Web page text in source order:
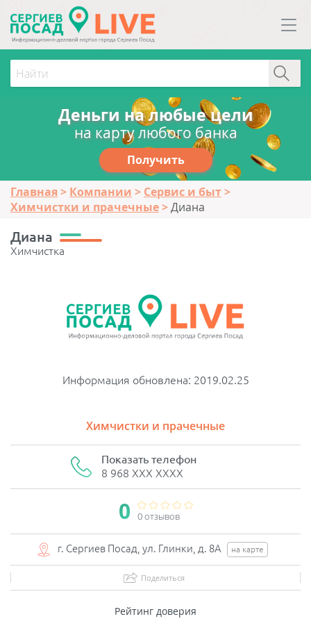
Деньги на любые цели
на карту любого банка
Получить
Главная Компании
Сервис и быт
Химчистки и прачечные
Диана
Диана
Химчистка
Информация обновлена: 2019.02.25
Химчистки и прачечные
Показать телефон
8 968 XXX XXXX
0 0 отзывов
г. Сергиев Посад, ул. Глинки, д. 8А на карте
Поделиться
Рейтинг доверия